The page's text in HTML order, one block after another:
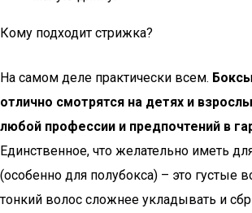
Кому подходит стрижка?
На самом деле практически всем.
отлично смотрятся на детях и
любой профессии и предпочтений в
Единственное, что желательно иметь
(особенно для полубокса) – это густые
тонкий волос сложнее укладывать и